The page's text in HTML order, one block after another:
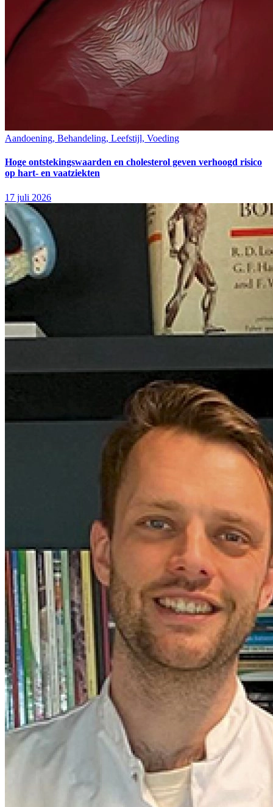
Aandoening, Behandeling, Leefstijl, Voeding
Hoge ontstekingswaarden en cholesterol geven verhoogd risico
op hart- en vaatziekten
17 juli 2026